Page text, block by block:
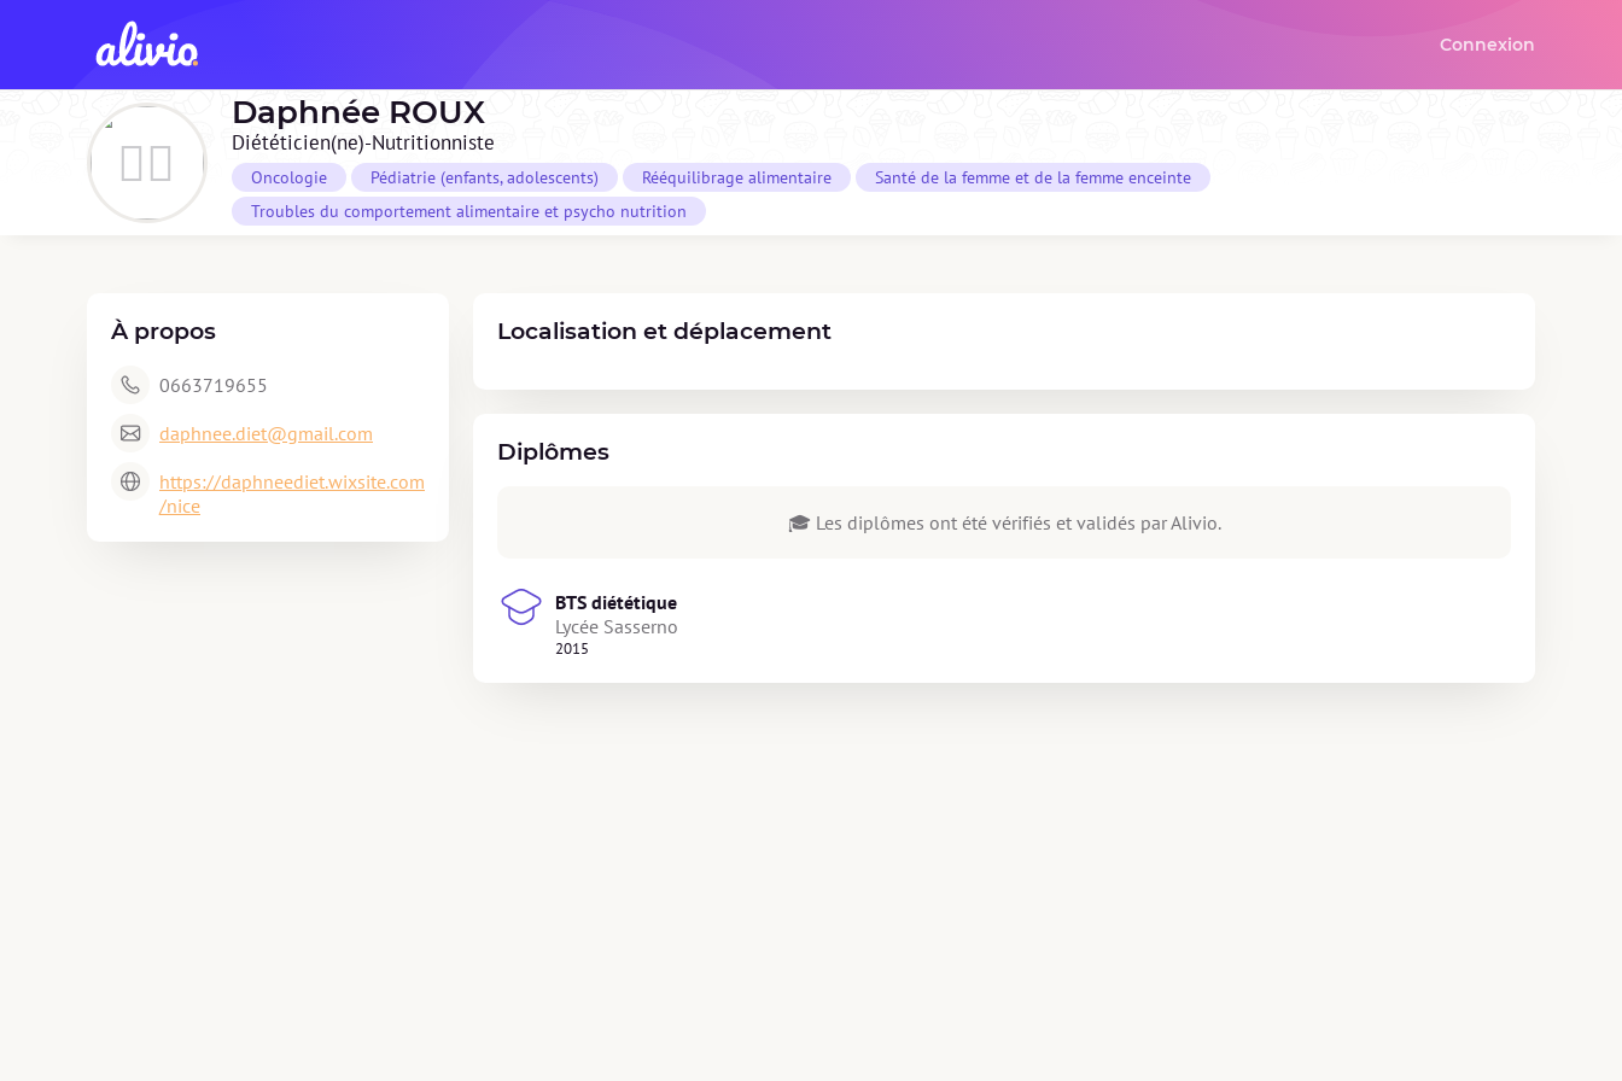
Connexion
Daphnée ROUX
Diététicien(ne)-Nutritionniste
Oncologie Pédiatrie (enfants, adolescents) Rééquilibrage alimentaire
Santé de la femme et de la femme enceinte
Troubles du comportement alimentaire et psycho nutrition
À propos
0663719655
daphnee.diet@gmail.com
https://daphneediet.wixsite.com
/nice
Localisation et déplacement
Diplômes
🎓 Les diplômes ont été vérifiés et validés par Alivio.
BTS diététique
Lycée Sasserno
2015